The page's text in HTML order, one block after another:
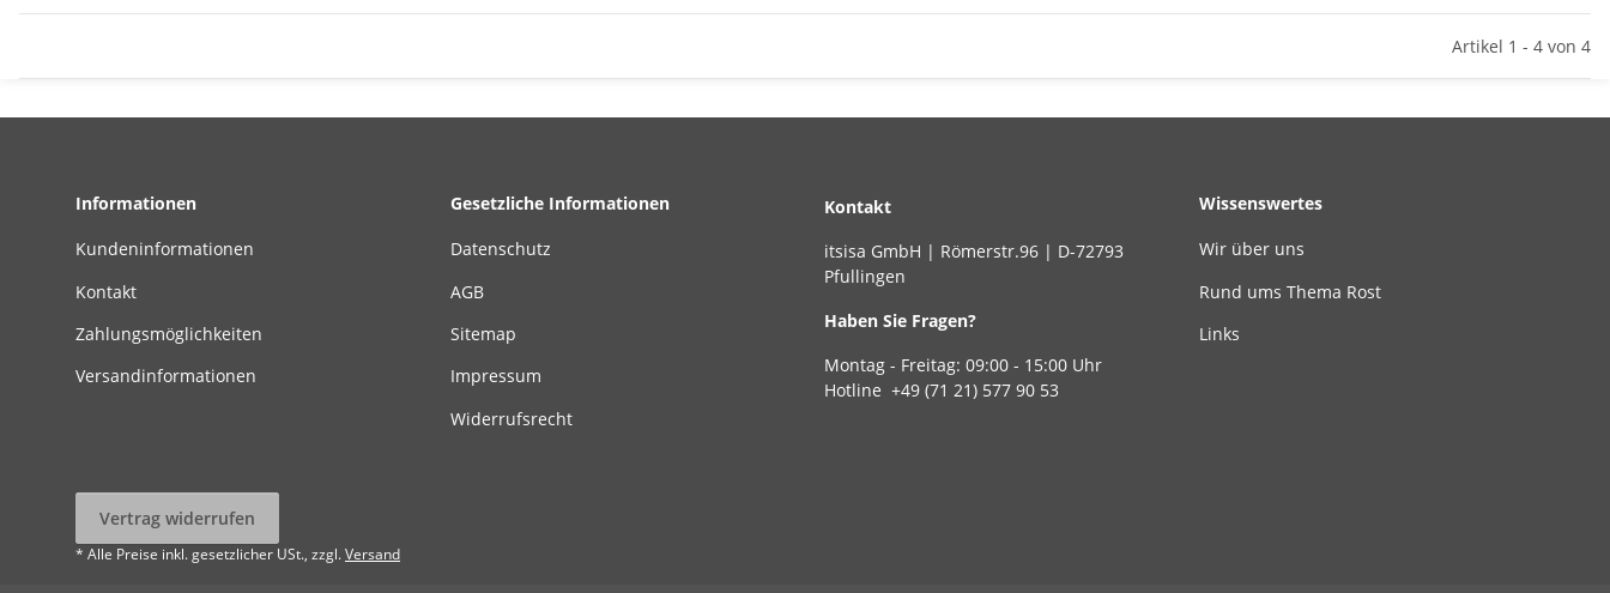
Artikel 1 - 4 von 4
Informationen
Kundeninformationen
Kontakt
Zahlungsmöglichkeiten
Versandinformationen
Gesetzliche Informationen
Datenschutz
AGB
Sitemap
Impressum
Widerrufsrecht
Kontakt
itsisa GmbH | Römerstr.96 | D-72793
Pfullingen
Haben Sie Fragen?
Montag - Freitag: 09:00 - 15:00 Uhr
Hotline +49 (71 21) 577 90 53
Wissenswertes
Wir über uns
Rund ums Thema Rost
Links
Vertrag widerrufen
* Alle Preise inkl. gesetzlicher USt., zzgl.Versand